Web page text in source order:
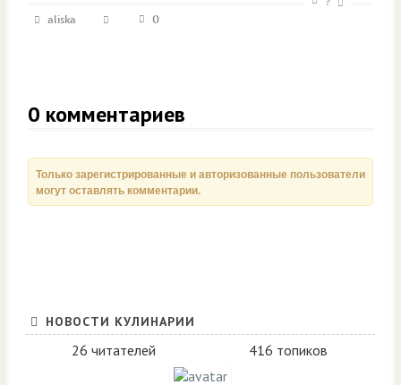
aliska 0
0 комментариев
Только зарегистрированные и авторизованные пользователи
могут оставлять комментарии.
НОВОСТИ КУЛИНАРИИ
26 читателей 416 топиков